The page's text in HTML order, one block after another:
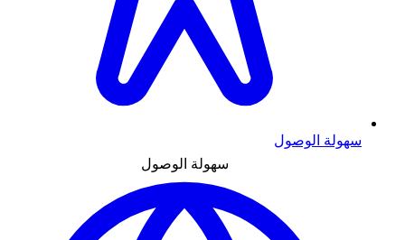
سهولة الوصول
سهولة الوصول